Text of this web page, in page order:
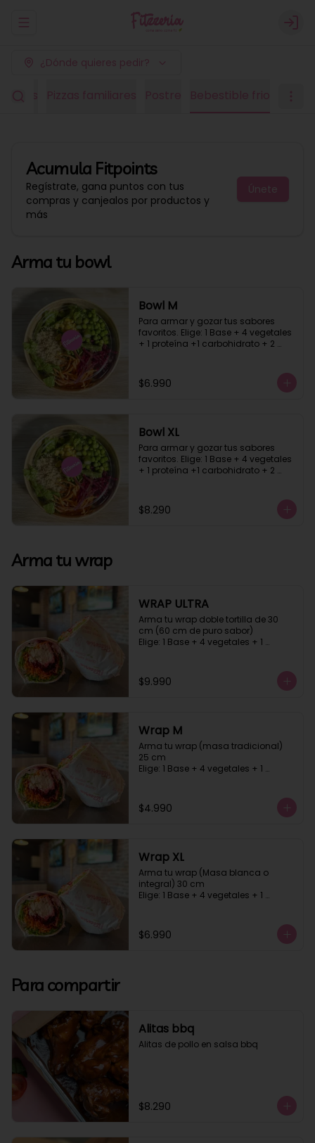
Abrir menu de navegación Login
¿Dónde quieres pedir?
Pizzas familiares Postre Bebestible frio
Acumula Fitpoints
Regístrate, gana puntos con tus
compras y canjealos por productos y
más
Únete
Arma tu bowl
Bowl M
Para armar y gozar tus sabores
favoritos. Elige: 1 Base + 4 vegetales
+ 1 proteína +1 carbohidrato + 2
$6.990
Bowl XL
Para armar y gozar tus sabores
favoritos. Elige: 1 Base + 4 vegetales
+ 1 proteína +1 carbohidrato + 2
$8.290
Arma tu wrap
WRAP ULTRA
Arma tu wrap doble tortilla de 30
cm (60 cm de puro sabor)
Elige: 1 Base + 4 vegetales + 1
$9.990
Wrap M
Arma tu wrap (masa tradicional)
25 cm
Elige: 1 Base + 4 vegetales + 1
$4.990
Wrap XL
Arma tu wrap (Masa blanca o
integral) 30 cm
Elige: 1 Base + 4 vegetales + 1
$6.990
Para compartir
Alitas bbq
Alitas de pollo en salsa bbq
$8.290